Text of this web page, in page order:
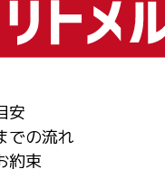
安
での流れ
約束